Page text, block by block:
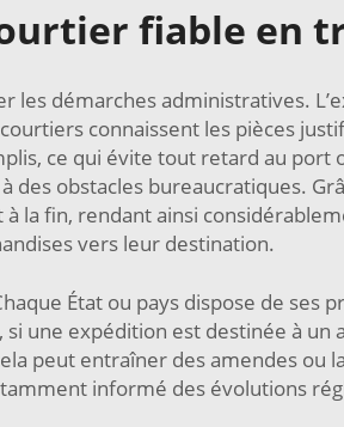
fiable en
démarches administratives.
connaissent les pièces
ce qui évite tout retard au
obstacles bureaucratiques.
la fin, rendant ainsi
vers leur destination.
État ou pays dispose de ses
une expédition est destinée à un
peut entraîner des amendes ou
informé des évolutions